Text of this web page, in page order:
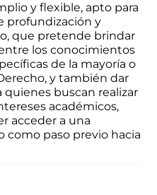
y flexible, apto para
profundización y
que pretende brindar
los conocimientos
de la mayoría o
y también dar
buscan realizar
académicos,
acceder a una
como paso previo hacia